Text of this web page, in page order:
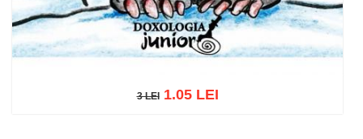
3 LEI
3 LEI1.05 LEI